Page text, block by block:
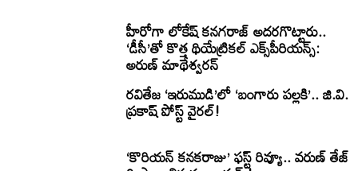
హీరోగా లోకేష్ కనగరాజ్ అదరగొట్టారు..
‘డీసీ’తో కొత్త థియేట్రికల్ ఎక్స్‌పీరియన్స్:
అరుణ్ మాథేశ్వరన్
రవితేజ ‘ఇరుముడి’లో ‘బంగారు పల్లకి’.. జి.వి.
ప్రకాష్ పోస్ట్ వైరల్!
‘కొరియన్ కనకరాజు’ ఫస్ట్ రివ్యూ.. వరుణ్ తేజ్